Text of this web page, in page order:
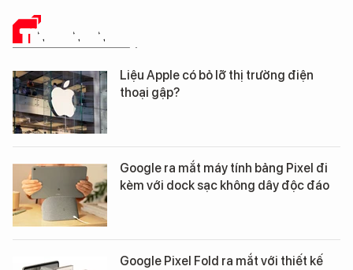
TIN CÔNG NGHỆ
Liệu Apple có bỏ lỡ thị trường điện
thoại gập?
Google ra mắt máy tính bảng Pixel đi
kèm với dock sạc không dây độc đáo
Google Pixel Fold ra mắt với thiết kế